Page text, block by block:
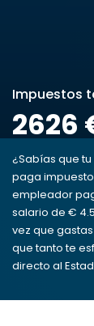
Impuestos
2626
¿Sabías que
paga
empleador
salario de €
vez que
que tanto te
directo al